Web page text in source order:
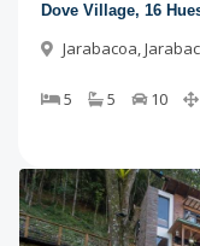
Dove Village, 16
Jarabacoa,
5 5 10